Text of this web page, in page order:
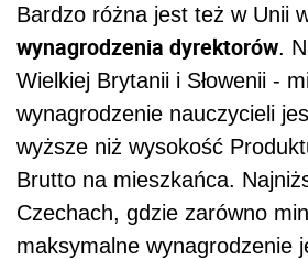
Bardzo różna jest też w Unii
wynagrodzenia dyrektorów.
Wielkiej Brytanii i Słowenii -
wynagrodzenie nauczycieli
wyższe niż wysokość
Brutto na mieszkańca.
Czechach, gdzie zarówno
maksymalne wynagrodzenie